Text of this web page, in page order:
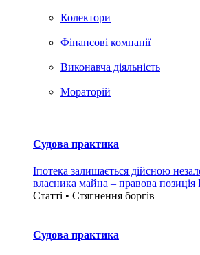
Колектори
Фінансові компанії
Виконавча діяльність
Мораторій
Судова практика
Іпотека залишається дійсною
власника майна – правова
Статті • Стягнення боргiв
Судова практика